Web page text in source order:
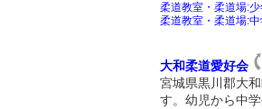
柔道教室・柔道場:
柔道教室・柔道場:
大和柔道愛好会
宮城県黒川郡大
す。幼児から中